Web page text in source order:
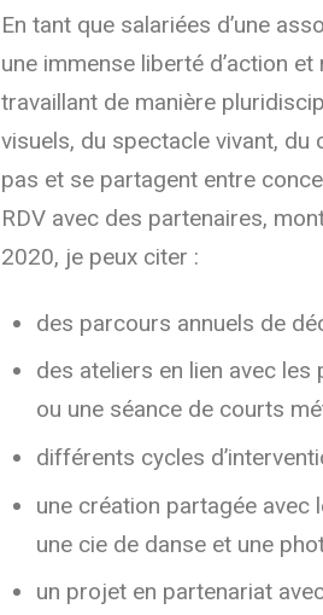
En tant que salariées d’une
une immense liberté d’action
travaillant de manière
visuels, du spectacle vivant,
pas et se partagent entre
RDV avec des partenaires,
2020, je peux citer :
des parcours annuels de
des ateliers en lien avec
ou une séance de courts
différents cycles
une création partagée avec
une cie de danse et une
un projet en partenariat